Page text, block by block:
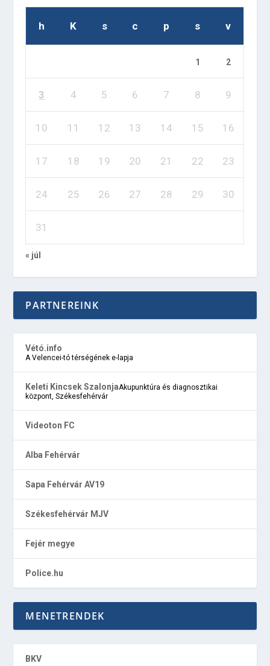
h K s c p s v
1 2
3 4 5 6 7 8 9
10 11 12 13 14 15 16
17 18 19 20 21 22 23
24 25 26 27 28 29 30
31
« júl
PARTNEREINK
Vétó.info
A Velencei-tó térségének e-lapja
Keleti Kincsek SzalonjaAkupunktúra és diagnosztikai
központ, Székesfehérvár
Videoton FC
Alba Fehérvár
Sapa Fehérvár AV19
Székesfehérvár MJV
Fejér megye
Police.hu
MENETRENDEK
BKV